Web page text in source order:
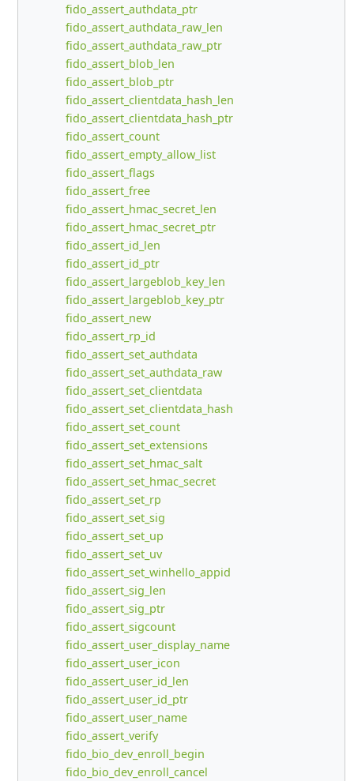
fido_assert_authdata_ptr
fido_assert_authdata_raw_len
fido_assert_authdata_raw_ptr
fido_assert_blob_len
fido_assert_blob_ptr
fido_assert_clientdata_hash_len
fido_assert_clientdata_hash_ptr
fido_assert_count
fido_assert_empty_allow_list
fido_assert_flags
fido_assert_free
fido_assert_hmac_secret_len
fido_assert_hmac_secret_ptr
fido_assert_id_len
fido_assert_id_ptr
fido_assert_largeblob_key_len
fido_assert_largeblob_key_ptr
fido_assert_new
fido_assert_rp_id
fido_assert_set_authdata
fido_assert_set_authdata_raw
fido_assert_set_clientdata
fido_assert_set_clientdata_hash
fido_assert_set_count
fido_assert_set_extensions
fido_assert_set_hmac_salt
fido_assert_set_hmac_secret
fido_assert_set_rp
fido_assert_set_sig
fido_assert_set_up
fido_assert_set_uv
fido_assert_set_winhello_appid
fido_assert_sig_len
fido_assert_sig_ptr
fido_assert_sigcount
fido_assert_user_display_name
fido_assert_user_icon
fido_assert_user_id_len
fido_assert_user_id_ptr
fido_assert_user_name
fido_assert_verify
fido_bio_dev_enroll_begin
fido_bio_dev_enroll_cancel